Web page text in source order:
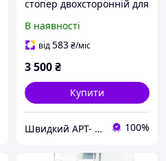
стопер двохсторонній для
супермаркетів та для
іншого виду бізнесу
В наявності
від583₴/міс
3 500₴
Купити
Швидкий АРТ- ДРУК 100%